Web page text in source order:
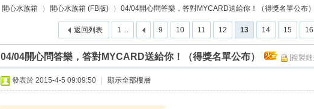
搜
索
開心水族箱
›
開心水族箱 (FB版)
›
04/04開心問答樂，答對MYCARD送給你！（得獎名單公布
1 ... 9 10 11 12 13 14 15 16
返回列表
04/04開心問答樂，答對MYCARD送給你！（得獎名單公布） [複製
發表於 2015-4-5 09:09:50 顯示全部樓層